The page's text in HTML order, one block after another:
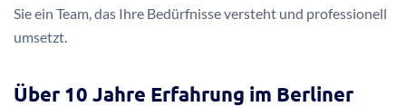
Sie ein Team, das Ihre Bedürfnisse versteht und professionell
umsetzt.
Über 10 Jahre Erfahrung im Berliner